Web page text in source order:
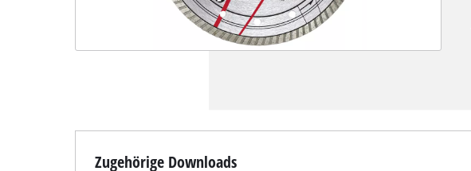
Zugehörige Downloads